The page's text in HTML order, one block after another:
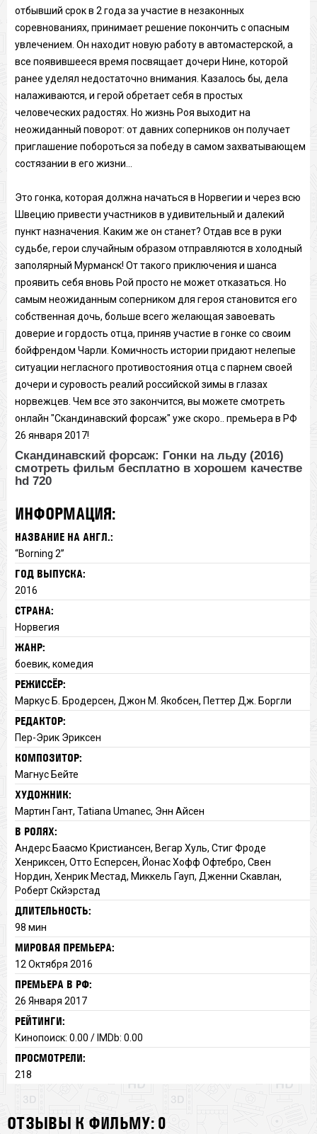
отбывший срок в 2 года за участие в незаконных
соревнованиях, принимает решение покончить с опасным
увлечением. Он находит новую работу в автомастерской, а
все появившееся время посвящает дочери Нине, которой
ранее уделял недостаточно внимания. Казалось бы, дела
налаживаются, и герой обретает себя в простых
человеческих радостях. Но жизнь Роя выходит на
неожиданный поворот: от давних соперников он получает
приглашение побороться за победу в самом захватывающем
состязании в его жизни...
Это гонка, которая должна начаться в Норвегии и через всю
Швецию привести участников в удивительный и далекий
пункт назначения. Каким же он станет? Отдав все в руки
судьбе, герои случайным образом отправляются в холодный
заполярный Мурманск! От такого приключения и шанса
проявить себя вновь Рой просто не может отказаться. Но
самым неожиданным соперником для героя становится его
собственная дочь, больше всего желающая завоевать
доверие и гордость отца, приняв участие в гонке со своим
бойфрендом Чарли. Комичность истории придают нелепые
ситуации негласного противостояния отца с парнем своей
дочери и суровость реалий российской зимы в глазах
норвежцев. Чем все это закончится, вы можете смотреть
онлайн "Скандинавский форсаж" уже скоро.. премьера в РФ
26 января 2017!
Скандинавский форсаж: Гонки на льду (2016)
смотреть фильм бесплатно в хорошем качестве
hd 720
ИНФОРМАЦИЯ:
НАЗВАНИЕ НА АНГЛ.:
“Borning 2”
ГОД ВЫПУСКА:
2016
СТРАНА:
Норвегия
ЖАНР:
боевик, комедия
РЕЖИССЁР:
Маркус Б. Бродерсен, Джон М. Якобсен, Петтер Дж. Боргли
РЕДАКТОР:
Пер-Эрик Эриксен
КОМПОЗИТОР:
Магнус Бейте
ХУДОЖНИК:
Мартин Гант, Tatiana Umanec, Энн Айсен
В РОЛЯХ:
Андерс Баасмо Кристиансен, Вегар Хуль, Стиг Фроде
Хенриксен, Отто Есперсен, Йонас Хофф Офтебро, Свен
Нордин, Хенрик Местад, Миккель Гауп, Дженни Скавлан,
Роберт Скйэрстад
ДЛИТЕЛЬНОСТЬ:
98 мин
МИРОВАЯ ПРЕМЬЕРА:
12 Октября 2016
ПРЕМЬЕРА В РФ:
26 Января 2017
РЕЙТИНГИ:
Кинопоиск: 0.00 / IMDb: 0.00
ПРОСМОТРЕЛИ:
218
ОТЗЫВЫ К ФИЛЬМУ: 0